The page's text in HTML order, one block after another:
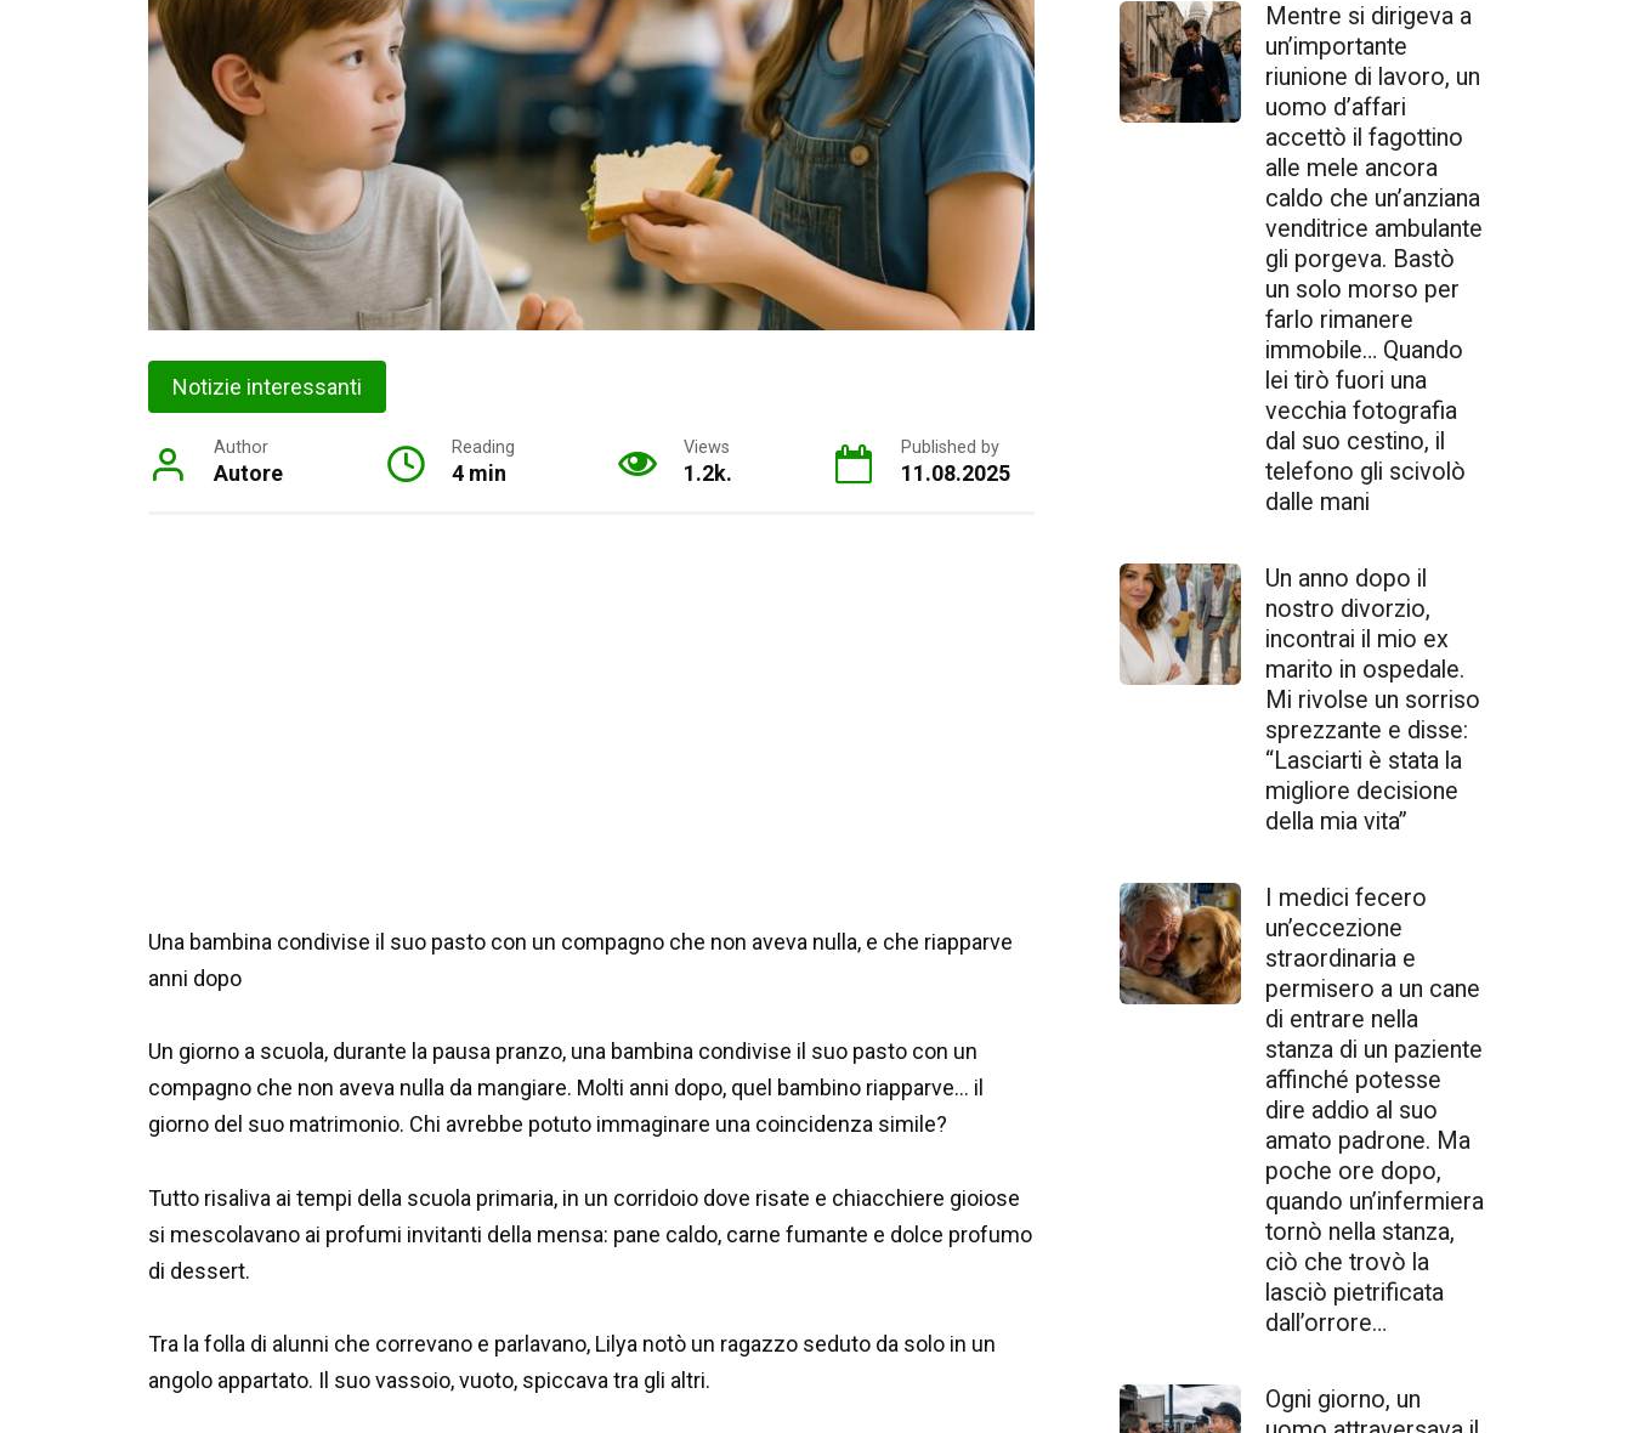
Notizie interessanti
Author
Autore
Reading
4 min
Views
1.2k.
Published by
11.08.2025
Una bambina condivise il suo pasto con un compagno che non aveva nulla, e che riapparve
anni dopo
Un giorno a scuola, durante la pausa pranzo, una bambina condivise il suo pasto con un
compagno che non aveva nulla da mangiare. Molti anni dopo, quel bambino riapparve… il
giorno del suo matrimonio. Chi avrebbe potuto immaginare una coincidenza simile?
Tutto risaliva ai tempi della scuola primaria, in un corridoio dove risate e chiacchiere gioiose
si mescolavano ai profumi invitanti della mensa: pane caldo, carne fumante e dolce profumo
di dessert.
Tra la folla di alunni che correvano e parlavano, Lilya notò un ragazzo seduto da solo in un
angolo appartato. Il suo vassoio, vuoto, spiccava tra gli altri.
Mentre si dirigeva a
un’importante
riunione di lavoro, un
uomo d’affari
accettò il fagottino
alle mele ancora
caldo che un’anziana
venditrice ambulante
gli porgeva. Bastò
un solo morso per
farlo rimanere
immobile… Quando
lei tirò fuori una
vecchia fotografia
dal suo cestino, il
telefono gli scivolò
dalle mani
Un anno dopo il
nostro divorzio,
incontrai il mio ex
marito in ospedale.
Mi rivolse un sorriso
sprezzante e disse:
“Lasciarti è stata la
migliore decisione
della mia vita”
I medici fecero
un’eccezione
straordinaria e
permisero a un cane
di entrare nella
stanza di un paziente
affinché potesse
dire addio al suo
amato padrone. Ma
poche ore dopo,
quando un’infermiera
tornò nella stanza,
ciò che trovò la
lasciò pietrificata
dall’orrore…
Ogni giorno, un